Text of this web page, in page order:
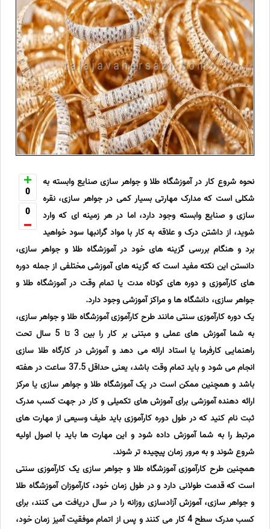
0
0
نحوه شروع کار در آموزشگاه طلا و جواهر سازی صنایع وابسته به
شکلی است که مدارک مهارتی بسیار کمی در جواهر سازی، نقره
سازی و صنایع وابسته وجود دارد، اما در هر زمینه ای که وارد
شوید، از داشتن درک و علاقه به کار با مواد گرانبها سود خواهید
برد و هنگام بررسی گزینه های خود در آموزشگاه طلا و جواهر سازی،
دانستن این نکته مفید است که گزینه های آموزشی مختلفی از جمله دوره
های کارآموزی و دوره های کوتاه مدت یا تمام وقت در آموزشگاه طلا و
جواهر سازی، دانشگاه ها و مراکز آموزشی وجود دارد.
یک دوره کارآموزی سنتی مانند طرح کارآموزی آموزشگاه طلا و جواهر سازی،
به شما آموزش های عملی و مبتنی بر کار را بین 3 تا 5 سال تحت
راهنمایی کارفرما یا استاد ارائه می دهد و آموزش در کارگاه طلا سازی
انجام می شود و باید تمام وقت باشد، یعنی حداقل 37.5 ساعت در هفته
باشد و همچنین ممکن است در یک آموزشگاه طلا و جواهر سازی یا مرکز
ارائه دهنده آموزشی برای آموزش های تکمیلی و کار در جهت کسب مدرک
ثبت نام کنید که در طول دوره کارآموزی باید طیف وسیعی از مهارت های
مرتبط را به شما آموزش داده شود و این مهارت ها باید با اصول اولیه
شروع شوند و به مرور زمان پیچیده تر شوند.
همچنین طرح کارآموزی آموزشگاه طلا و جواهر سازی یک کارآموزی سنتی
است که قدمت طولانی دارد و در طول زمان خود، کارآموزان آموزشگاه طلا
و جواهر سازی، آموزش آزادسازی روزانه را در سال دریافت می کنند، برای
کسب مدرک سطح 4 کار می کنند و پس از اتمام موفقیت آمیز زمان خود،